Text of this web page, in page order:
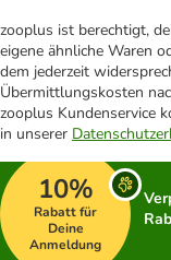
zooplus ist berechtigt,
eigene ähnliche Waren
dem jederzeit
Übermittlungskosten
zooplus Kundenservice
in unserer
10%
Rabatt für
Deine
Anmeldung